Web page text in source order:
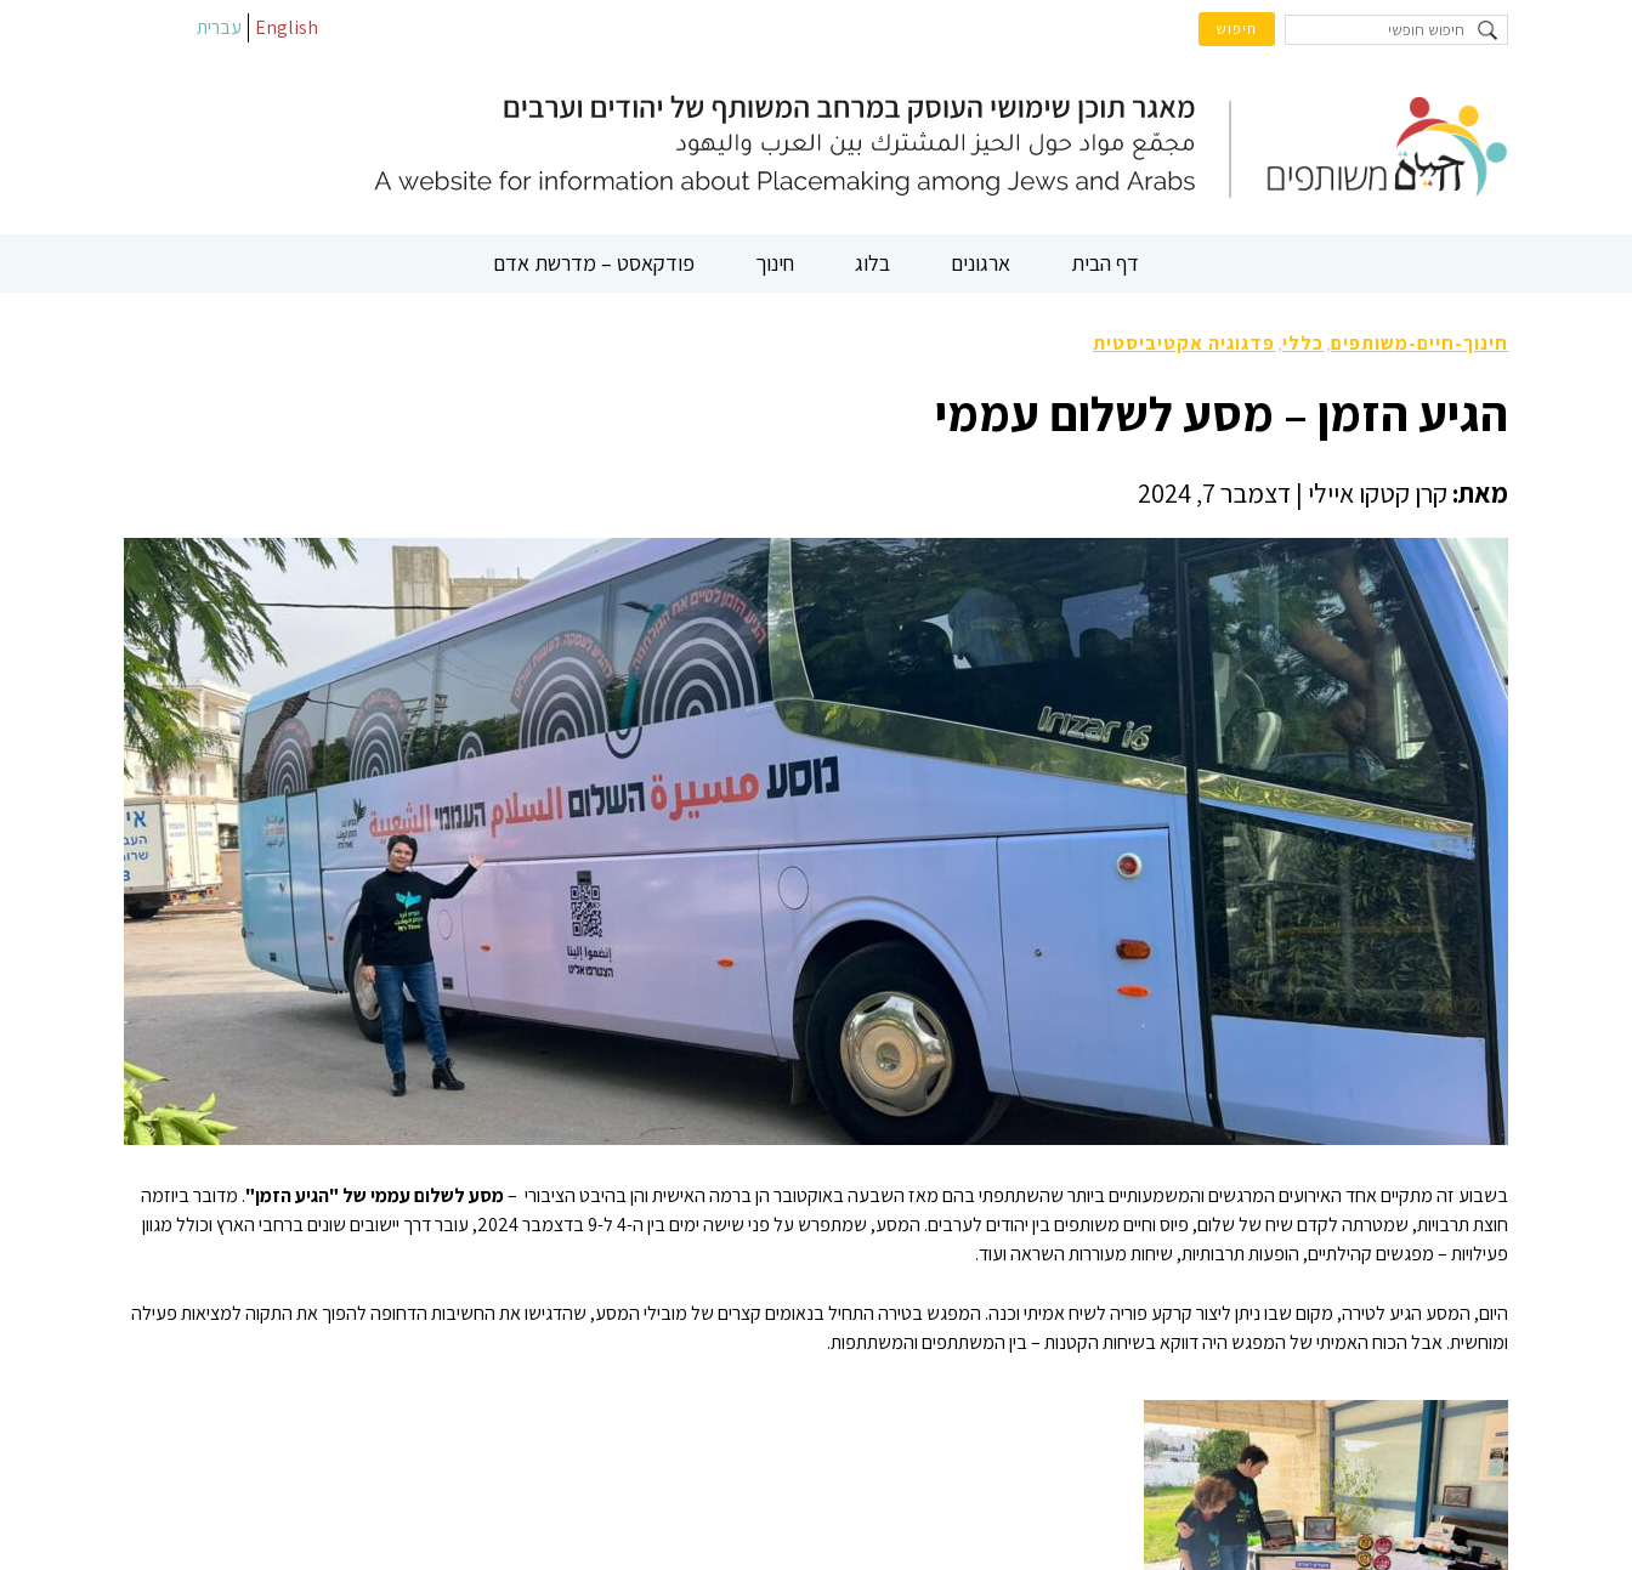
English עברית
דף הבית ארגונים בלוג חינוך פודקאסט – מדרשת אדם
חינוך-חיים-משותפים, כללי, פדגוגיה אקטיביסטית
הגיע הזמן – מסע לשלום עממי
מאת: קרן קטקו איילי | דצמבר 7, 2024
בשבוע זה מתקיים אחד האירועים המרגשים והמשמעותיים ביותר שהשתתפתי בהם מאז השבעה באוקטובר הן ברמה האישית והן בהיבט הציבורי –מסע לשלום עממי של "הגיע הזמן". מדובר ביוזמה
חוצת תרבויות, שמטרתה לקדם שיח של שלום, פיוס וחיים משותפים בין יהודים לערבים. המסע, שמתפרש על פני שישה ימים בין ה-4 ל-9 בדצמבר 2024, עובר דרך יישובים שונים ברחבי הארץ וכולל מגוון
פעילויות – מפגשים קהילתיים, הופעות תרבותיות, שיחות מעוררות השראה ועוד.
היום, המסע הגיע לטירה, מקום שבו ניתן ליצור קרקע פוריה לשיח אמיתי וכנה. המפגש בטירה התחיל בנאומים קצרים של מובילי המסע, שהדגישו את החשיבות הדחופה להפוך את התקוה למציאות פעילה
ומוחשית. אבל הכוח האמיתי של המפגש היה דווקא בשיחות הקטנות – בין המשתתפים והמשתתפות.